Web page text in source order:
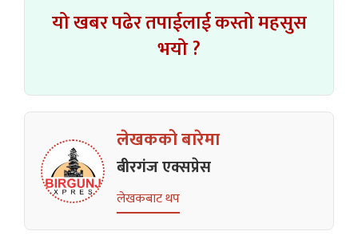
यो खबर पढेर तपाईलाई कस्तो महसुस
भयो ?
लेखकको बारेमा
बीरगंज एक्सप्रेस
लेखकबाट थप